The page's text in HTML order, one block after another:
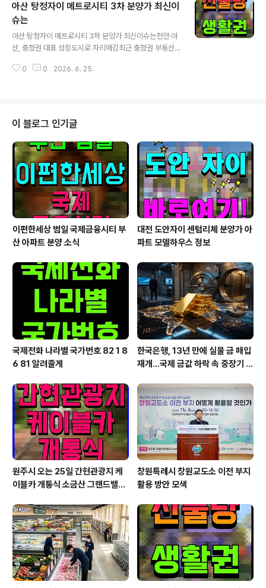
큼 지속적인 일자리 창출과 인구 유입이 이어지고 있급니
다. 실제로 평택시는 최근 수년간 청년층과 경제활동 인구
유입이 꾸준한 도시로 꼽히고 있습니다. 산업이 성장하면
일자리가 늘어납니다. 일자리가 늘어나면 주거 수요도 함
께 증가합니다. 이러한 선순환 구조 속에서 신규 공급되는
브랜드 아파트에 대한 관심도 자연스럽게 높아지고 있습니
아산 탕정자이 메트로시티 3차 분양가 최신이
슈는
아산 탕정자이 메트로시티 3차 분양가 최신이슈는천안·아
산, 충청권 대표 성장도시로 자리매김최근 충청권 부동산
빼놓기 어렵습니다. 실제로 천안·아산은 수도권 접근성과
해 있어 지속적인 인구 유입이 이어지고 있습니다.부동산
업계에서는 천안·아산권의 30~40대 인구 유입이 전국 평
균을 웃도는 수준을 유지하고 있다고 분석하고 있습니다.
젊은 실수요층이 꾸준히 유입된다는 것은 주택시장에서도
긍정적인 신호로 평가됩니다. 이러한 가운데 GS건설이 공
급하는 아산 탕정자이 메트로시티 3차가 실수요자들..
0 0 2026. 6. 25.
이 블로그 인기글
이편한세상 범일 국제금융시티 부
산 아파트 분양 소식
대전 도안자이 센텀리체 분양가 아
파트 모델하우스 정보
국제전화 나라별 국가번호 82 1 8
6 81 알려줄게
한국은행, 13년 만에 실물 금 매입
재개…국제 금값 하락 속 중장기 대
원주시 오는 25일 간현관광지 케
이블카 개통식 소금산 그랜드밸리
창원특례시 창원교도소 이전 부지
활용 방안 모색